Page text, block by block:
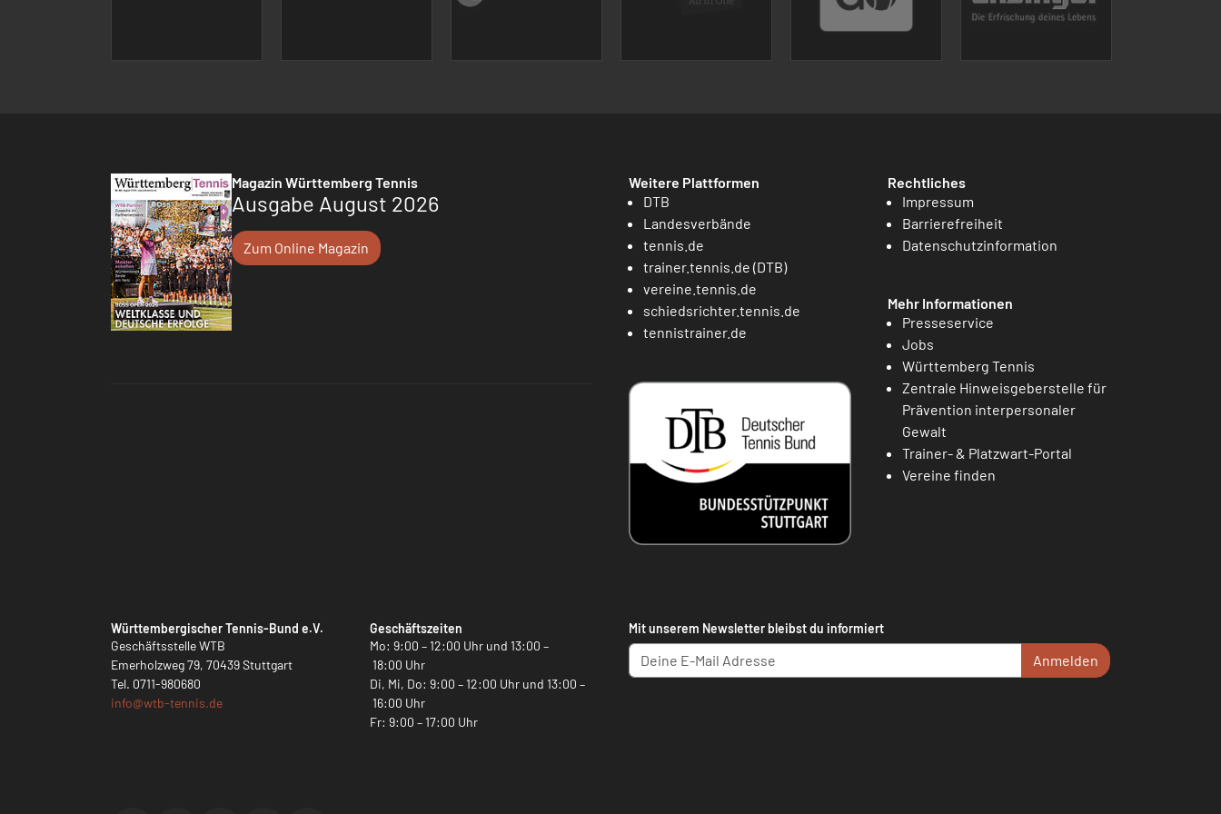
Magazin Württemberg Tennis
Ausgabe August 2026
Zum Online Magazin
Weitere Plattformen
DTB
Landesverbände
tennis.de
trainer.tennis.de (DTB)
vereine.tennis.de
schiedsrichter.tennis.de
tennistrainer.de
Rechtliches
Impressum
Barrierefreiheit
Datenschutzinformation
Mehr Informationen
Presseservice
Jobs
Württemberg Tennis
Zentrale Hinweisgeberstelle für
Prävention interpersonaler
Gewalt
Trainer- & Platzwart-Portal
Vereine finden
Württembergischer Tennis-Bund e.V.
Geschäftsstelle WTB
Emerholzweg 79, 70439 Stuttgart
Tel. 0711-980680
info@wtb-tennis.de
Geschäftszeiten
Mo: 9:00 – 12:00 Uhr und 13:00 –
18:00 Uhr
Di, Mi, Do: 9:00 – 12:00 Uhr und 13:00 –
16:00 Uhr
Fr: 9:00 – 17:00 Uhr
Mit unserem Newsletter bleibst du informiert
Anmelden